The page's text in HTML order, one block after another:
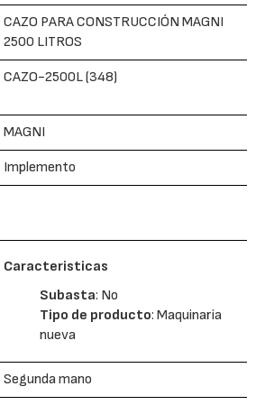
CAZO PARA CONSTRUCCIÓN MAGNI
2500 LITROS
CAZO-2500L (348)
MAGNI
Implemento
Caracteristicas
Subasta: No
Tipo de producto: Maquinaria
nueva
Segunda mano